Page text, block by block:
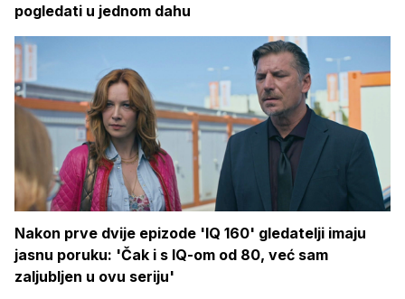
pogledati u jednom dahu
Nakon prve dvije epizode 'IQ 160' gledatelji imaju
jasnu poruku: 'Čak i s IQ-om od 80, već sam
zaljubljen u ovu seriju'